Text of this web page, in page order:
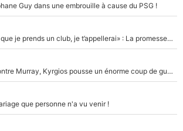
Guy dans une embrouille à cause du PSG !
Mercato - OM - «Dès que je prends un club, je t’appellerai» : La promesse de Marcelino au moment de claquer la porte
Victime de racisme contre Murray, Kyrgios pousse un énorme coup de gueule !
que personne n'a vu venir !